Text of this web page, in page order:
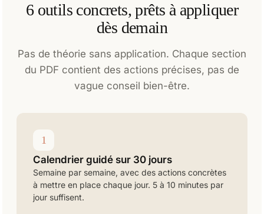
6 outils concrets, prêts à appliquer
dès demain
Pas de théorie sans application. Chaque section
du PDF contient des actions précises, pas de
vague conseil bien-être.
1
Calendrier guidé sur 30 jours
Semaine par semaine, avec des actions concrètes
à mettre en place chaque jour. 5 à 10 minutes par
jour suffisent.